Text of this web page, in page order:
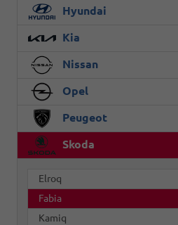
Hyundai
Kia
Nissan
Opel
Peugeot
Skoda
Elroq
Fabia
Kamiq